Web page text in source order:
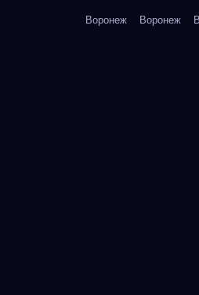
Воронеж Воронеж